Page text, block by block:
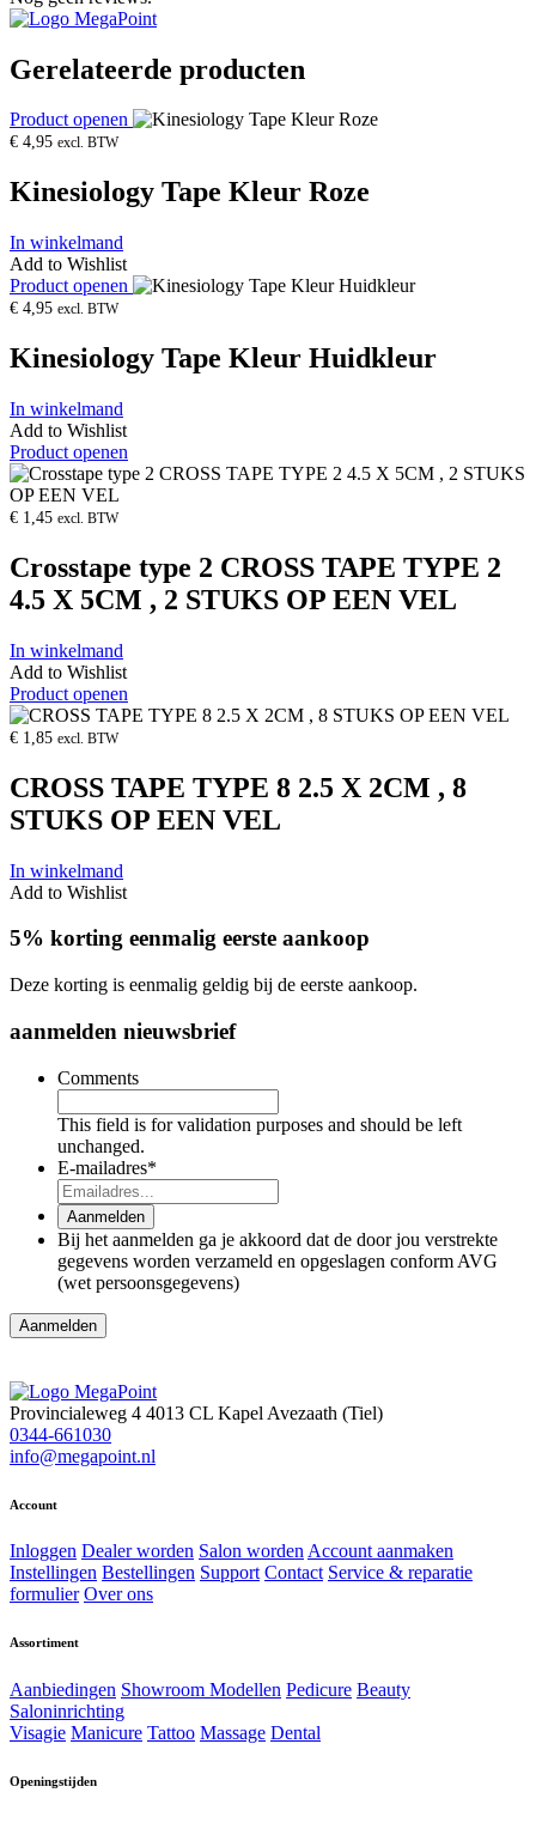
Gerelateerde producten
Product openen
€ 4,95 excl. BTW
Kinesiology Tape Kleur Roze
In winkelmand
Add to Wishlist
Product openen
€ 4,95 excl. BTW
Kinesiology Tape Kleur Huidkleur
In winkelmand
Add to Wishlist
Product openen
€ 1,45 excl. BTW
Crosstape type 2 CROSS TAPE TYPE 2
4.5 X 5CM , 2 STUKS OP EEN VEL
In winkelmand
Add to Wishlist
Product openen
€ 1,85 excl. BTW
CROSS TAPE TYPE 8 2.5 X 2CM , 8
STUKS OP EEN VEL
In winkelmand
Add to Wishlist
5% korting eenmalig eerste aankoop
Deze korting is eenmalig geldig bij de eerste aankoop.
aanmelden nieuwsbrief
Comments
This field is for validation purposes and should be left
unchanged.
E-mailadres*
Aanmelden
Bij het aanmelden ga je akkoord dat de door jou verstrekte
gegevens worden verzameld en opgeslagen conform AVG
(wet persoonsgegevens)
Aanmelden
Provincialeweg 4 4013 CL Kapel Avezaath (Tiel)
0344-661030
info@megapoint.nl
Account
Inloggen Dealer worden Salon wordenAccount aanmaken
Instellingen Bestellingen Support Contact Service & reparatie
formulier Over ons
Assortiment
Aanbiedingen Showroom Modellen Pedicure Beauty
Saloninrichting
Visagie Manicure Tattoo Massage Dental
Openingstijden